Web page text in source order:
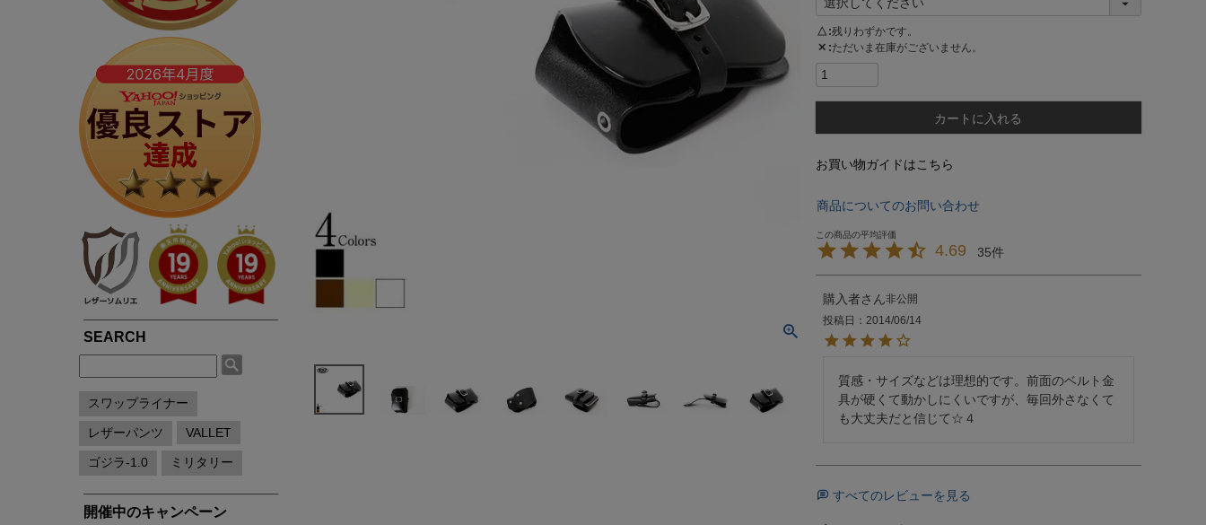
△ 残りわずかです。
✕ ただいま在庫がございません。
カートに入れる
お買い物ガイドはこちら
商品についてのお問い合わせ
4.69 35
購入者
非公開
投稿日
2014/06/14
質感・サイズなどは理想的です。前面のベルト金
具が硬くて動かしにくいですが、毎回外さなくて
すべてのレビューを見る